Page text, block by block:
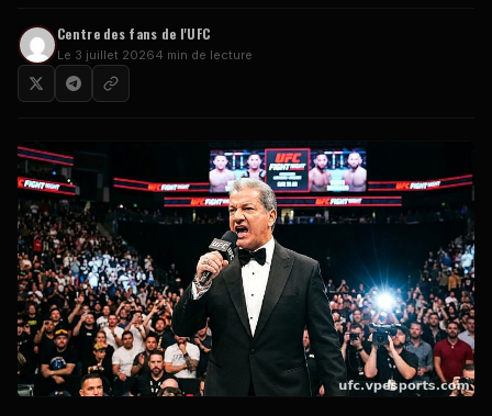
Centre des fans de l'UFC
Le 3 juillet 20264 min de lecture